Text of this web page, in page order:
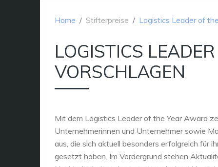
Home Stifterpreise Logistics Leader of
LOGISTICS
VORSCHLAGEN
Mit dem Logistics Leader of the Year Award
Unternehmerinnen und Unternehmer sowie
aus, die sich aktuell besonders erfolgreich für
gesetzt haben. Im Vordergrund stehen